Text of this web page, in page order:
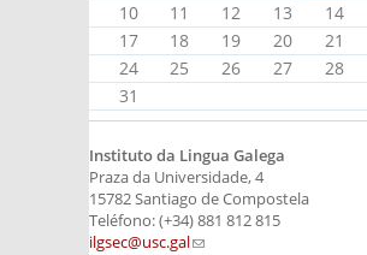
10
11 12 13 14
17
18 19 20 21
24
25 26 27 28
31
Instituto da Lingua Galega
Praza da Universidade, 4
15782 Santiago de Compostela
Teléfono: (+34) 881 812 815
ilgsec@usc.gal(link sends e-mail)